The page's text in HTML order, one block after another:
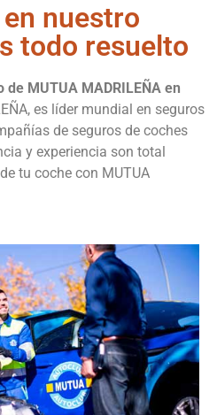
nuestro
todo resuelto
de MUTUA MADRILEÑA en
es líder mundial en seguros
de seguros de coches
y experiencia son total
tu coche con MUTUA